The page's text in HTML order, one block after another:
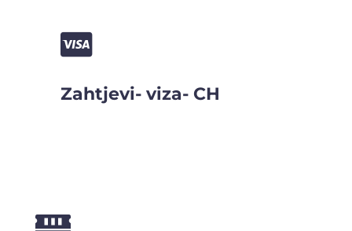

Zahtjevi- viza- CH
